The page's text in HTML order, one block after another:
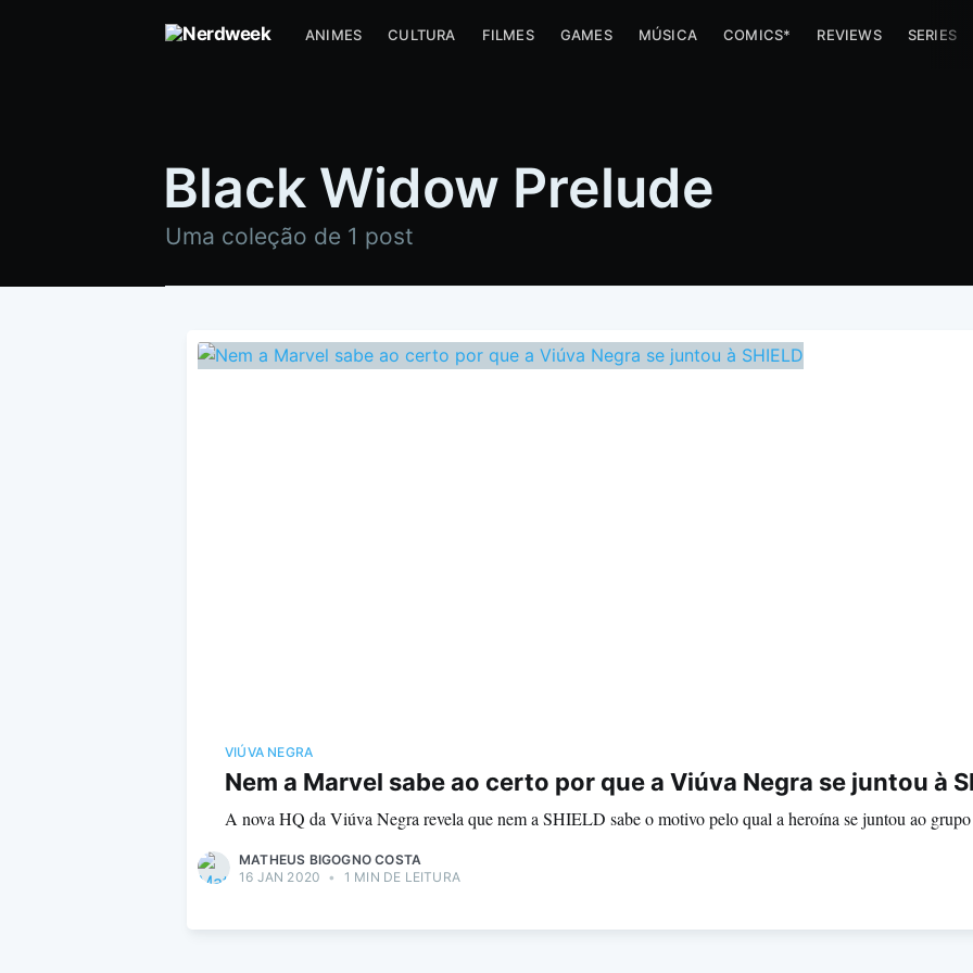
ANIMES CULTURA FILMES GAMES MÚSICA COMICS* REVIEWS SERIES
Black Widow Prelude
Uma coleção de 1 post
VIÚVA NEGRA
Nem a Marvel sabe ao certo por que a Viúva Negra se juntou à
A nova HQ da Viúva Negra revela que nem a SHIELD sabe o motivo pelo qual a heroína se juntou ao
MATHEUS BIGOGNO COSTA
16 JAN 2020 • 1 MIN DE LEITURA